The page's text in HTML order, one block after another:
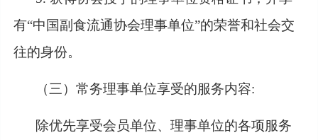
有“中国副食流通协会理事单位”的荣誉和社会交
往的身份。
（三）常务理事单位享受的服务内容:
除优先享受会员单位、理事单位的各项服务